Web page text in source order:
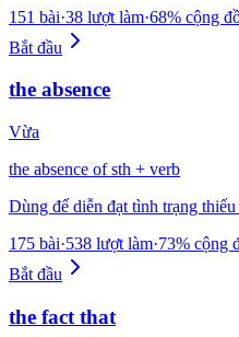
151 bài·38 lượt làm·68% cộng
Bắt đầu
the absence
Vừa
the absence of sth + verb
Dùng để diễn đạt tình trạng
175 bài·538 lượt làm·73% cộng
Bắt đầu
the fact that